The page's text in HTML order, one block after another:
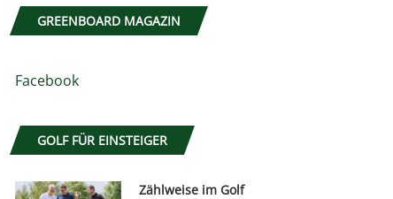
GREENBOARD MAGAZIN
Facebook
GOLF FÜR EINSTEIGER
Zählweise im Golf